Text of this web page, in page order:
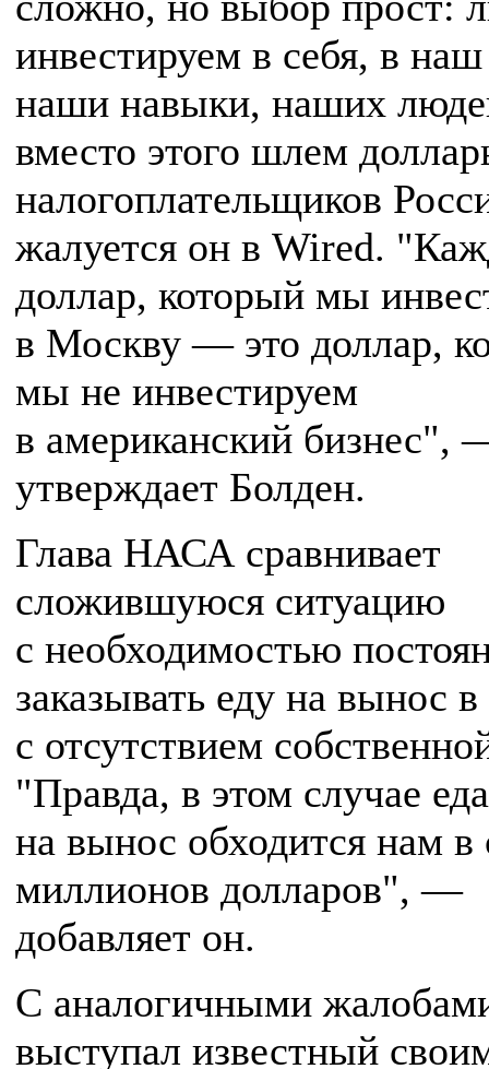
инвестируем в себя, в
наши навыки, наших
вместо этого шлем
налогоплательщиков
жалуется он в Wired.
доллар, который мы
в Москву — это доллар,
мы не инвестируем
в американский бизнес",
утверждает Болден.
Глава НАСА сравнивает
сложившуюся ситуацию
с необходимостью
заказывать еду на вынос в
с отсутствием
"Правда, в этом случае еда
на вынос обходится нам в
миллионов долларов", —
добавляет он.
С аналогичными
выступал известный